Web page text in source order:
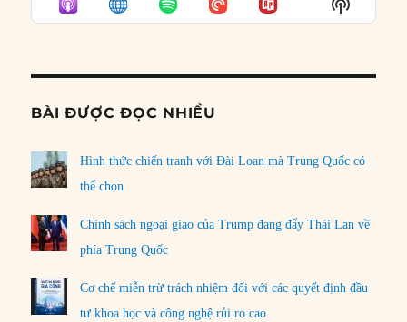
LIST
Podcast
BÀI ĐƯỢC ĐỌC NHIỀU
Hình thức chiến tranh với Đài Loan mà Trung Quốc có
thể chọn
Chính sách ngoại giao của Trump đang đẩy Thái Lan về
phía Trung Quốc
Cơ chế miễn trừ trách nhiệm đối với các quyết định đầu
tư khoa học và công nghệ rủi ro cao